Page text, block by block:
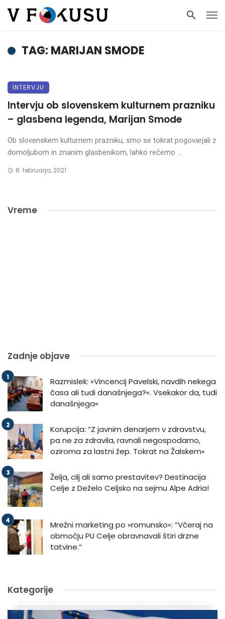
TAG: MARIJAN SMODE
INTERVJU
Intervju ob slovenskem kulturnem prazniku
– glasbena legenda, Marijan Smode
Ob slovenskem kulturnem prazniku, smo se tokrat pogovarjali z
domoljubom in znanim glasbenikom, lahko rečemo ...
8. februarja, 2021
Vreme
Zadnje objave
Razmislek: »Vincencij Pavelski, navdih nekega
časa ali tudi današnjega?«. Vsekakor da, tudi
današnjega«
Korupcija: “Z javnim denarjem v zdravstvu,
pa ne za zdravila, ravnali negospodarno,
oziroma za lastni žep. Tokrat na Žalskem«
Želja, cilj ali samo prestavitev? Destinacija
Celje z Deželo Celjsko na sejmu Alpe Adria!
Mrežni marketing po »romunsko«: “Včeraj na
območju PU Celje obravnavali štiri drzne
tatvine.”
Kategorije